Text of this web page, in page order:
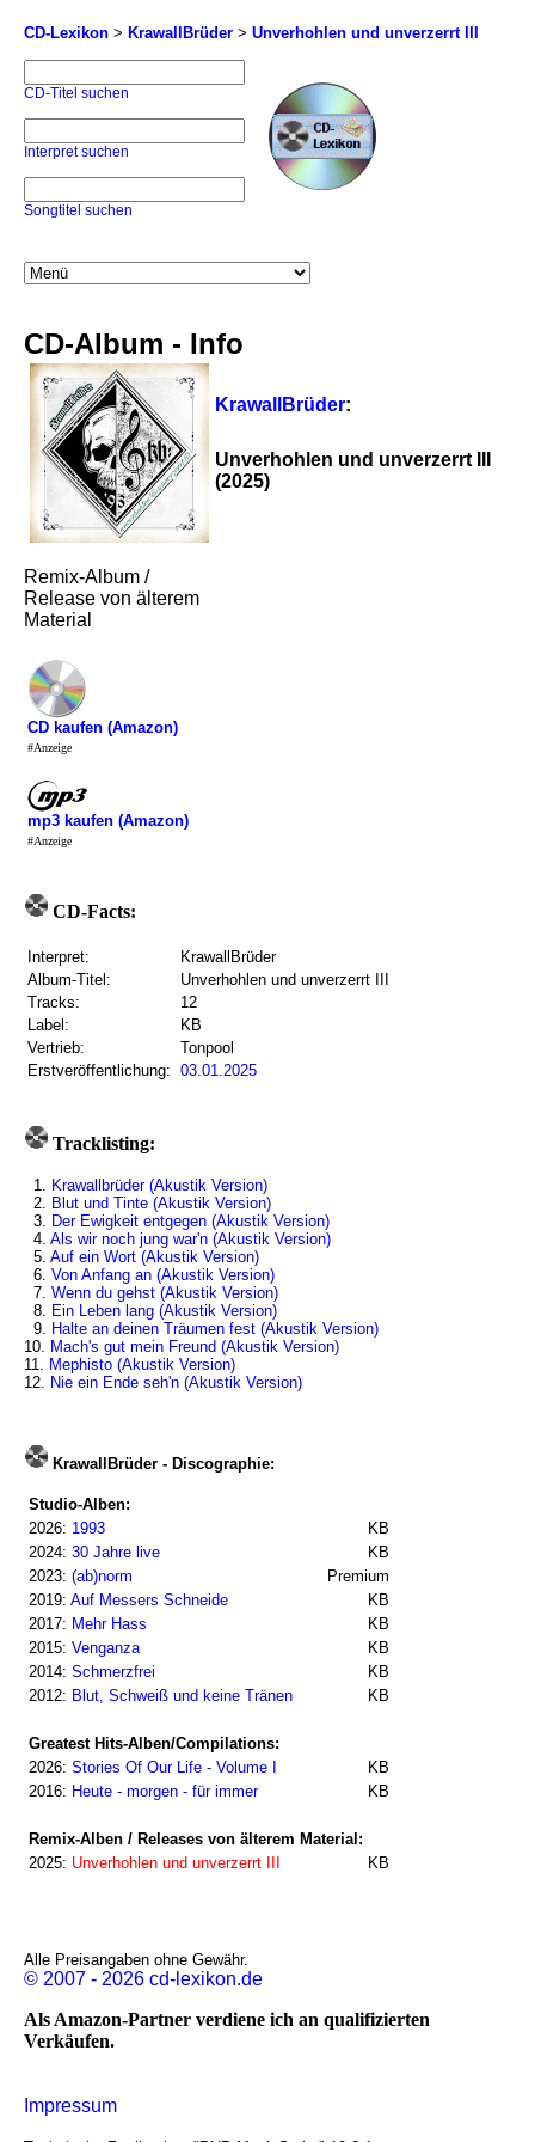
CD-Lexikon > KrawallBrüder > Unverhohlen und unverzerrt III
CD-Titel suchen
Interpret suchen
Songtitel suchen
CD-Album - Info
KrawallBrüder:
Unverhohlen und unverzerrt III
(2025)
Remix-Album /
Release von älterem
Material
CD kaufen (Amazon)
#Anzeige
mp3 kaufen (Amazon)
#Anzeige
CD-Facts:
Interpret:
KrawallBrüder
Album-Titel:
Unverhohlen und unverzerrt III
Tracks:
12
Label:
KB
Vertrieb:
Tonpool
Erstveröffentlichung: 03.01.2025
Tracklisting:
1. Krawallbrüder (Akustik Version)
2. Blut und Tinte (Akustik Version)
3. Der Ewigkeit entgegen (Akustik Version)
4. Als wir noch jung war'n (Akustik Version)
5. Auf ein Wort (Akustik Version)
6. Von Anfang an (Akustik Version)
7. Wenn du gehst (Akustik Version)
8. Ein Leben lang (Akustik Version)
9. Halte an deinen Träumen fest (Akustik Version)
10. Mach's gut mein Freund (Akustik Version)
11. Mephisto (Akustik Version)
12. Nie ein Ende seh'n (Akustik Version)
KrawallBrüder - Discographie:
Studio-Alben:
2026: 1993
KB
2024: 30 Jahre live
KB
2023: (ab)norm
Premium
2019: Auf Messers Schneide
KB
2017: Mehr Hass
KB
2015: Venganza
KB
2014: Schmerzfrei
KB
2012: Blut, Schweiß und keine Tränen KB
Greatest Hits-Alben/Compilations:
2026: Stories Of Our Life - Volume I
KB
2016: Heute - morgen - für immer KB
Remix-Alben / Releases von älterem Material:
2025: Unverhohlen und unverzerrt III KB
Alle Preisangaben ohne Gewähr.
© 2007 - 2026 cd-lexikon.de
Als Amazon-Partner verdiene ich an qualifizierten
Verkäufen.
Impressum